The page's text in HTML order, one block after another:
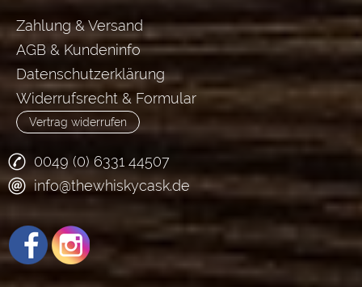
Zahlung & Versand
AGB & Kundeninfo
Datenschutzerklärung
Widerrufsrecht & Formular
Vertrag widerrufen
0049 (0) 6331 44507
info@thewhiskycask.de